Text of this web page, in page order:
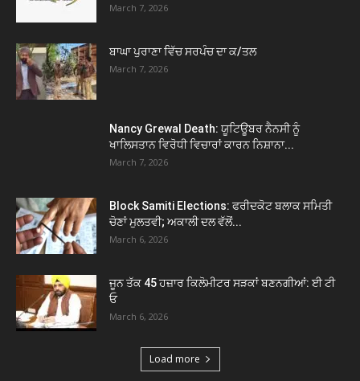
March 7, 2026
ਬਾਘਾ ਪੁਰਾਣਾ ਵਿੱਚ ਸਰਪੰਚ ਦਾ ਕ/ਤਲ
March 7, 2026
Nancy Grewal Death: ਯੂਟਿਊਬਰ ਨੈਨਸੀ ਨੂੰ
ਖਾਲਿਸਤਾਨ ਵਿਰੋਧੀ ਵਿਚਾਰਾਂ ਕਾਰਨ ਨਿਸ਼ਾਨਾ...
March 7, 2026
Block Samiti Elections: ਫਰੀਦਕੋਟ ਬਲਾਕ ਸਮਿਤੀ
ਚੋਣਾਂ ਮੁਲਤਵੀ; ਅਕਾਲੀ ਦਲ ਵੱਲੋਂ...
March 6, 2026
ਜੂਨ ਤੱਕ 45 ਹਜ਼ਾਰ ਕਿਲੋਮੀਟਰ ਸੜਕਾਂ ਬਣਨਗੀਆਂ: ਈ ਟੀ
ਓ
March 6, 2026
Load more